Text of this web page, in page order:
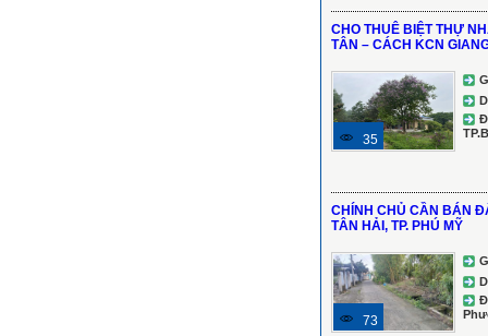
CHO THUÊ BIỆT THỰ
TÂN – CÁCH KCN
35
CHÍNH CHỦ CẦN BÁN
TÂN HẢI, TP. PHÚ MỸ
73